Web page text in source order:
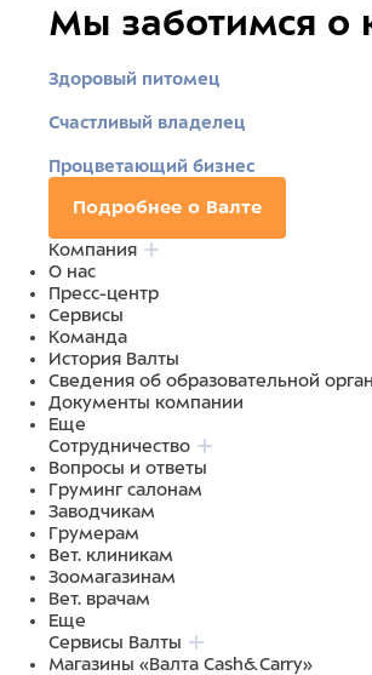
Мы заботимся о
Здоровый питомец
Счастливый владелец
Процветающий бизнес
Подробнее о Валте
Компания
О нас
Пресс-центр
Сервисы
Команда
История Валты
Сведения об образовательной
Документы компании
Еще
Сотрудничество
Вопросы и ответы
Груминг салонам
Заводчикам
Грумерам
Вет. клиникам
Зоомагазинам
Вет. врачам
Еще
Сервисы Валты
Магазины «Валта Cash&Carry»